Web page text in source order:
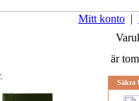
Mitt konto |
är
Säkra